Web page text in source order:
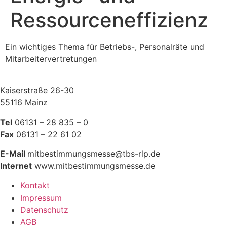
Ressourceneffizienz
Ein wichtiges Thema für Betriebs-, Personalräte und
Mitarbeitervertretungen
Kaiserstraße 26-30
55116 Mainz
Tel 06131 – 28 835 – 0
Fax 06131 – 22 61 02
E-Mail mitbestimmungsmesse@tbs-rlp.de
Internet www.mitbestimmungsmesse.de
Kontakt
Impressum
Datenschutz
AGB